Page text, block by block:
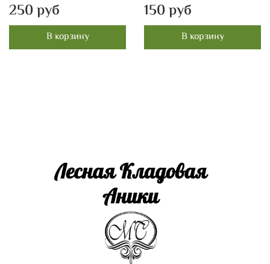
250 руб
В корзину
150 руб
В корзину